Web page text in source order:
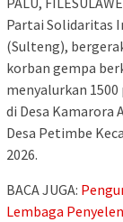
Partai Solidaritas
(Sulteng),
korban gempa
menyalurkan
di Desa Kamarora
Desa Petimbe
2026.
BACA JUGA:
Lembaga